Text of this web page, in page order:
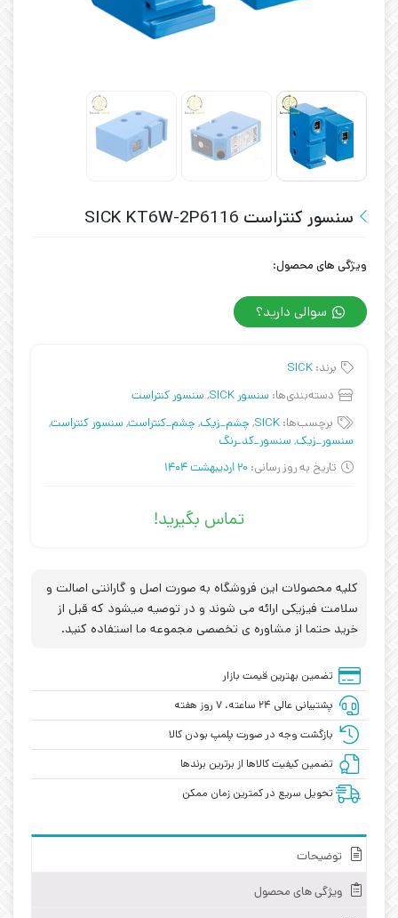
سنسور کنتراست SICK KT6W-2P6116
ویژگی های محصول:
سوالی دارید؟
برند: SICK
دسته‌بندی‌ها: سنسور SICK , سنسور کنتراست
برچسب‌ها: SICK
, چشم_زیک, چشم_کنتراست, سنسور کنتراست,
سنسور_زیک, سنسور_کد_رنگ
تاریخ به روز رسانی: 20 اردیبهشت 1404
تماس بگیرید!
کلیه محصولات این فروشگاه به صورت اصل و گارانتی اصالت و
سلامت فیزیکی ارائه می شوند و در توصیه میشود که قبل از
خرید حتما از مشاوره ی تخصصی مجموعه ما استفاده کنید.
تضمین بهترین قیمت بازار
پشتیبانی عالی ۲۴ ساعته، ۷ روز هفته
بازگشت وجه در صورت پلمپ بودن کالا
تضمین کیفیت کالاها از برترین برندها
تحویل سریع در کمترین زمان ممکن
توضیحات
ویژگی های محصول